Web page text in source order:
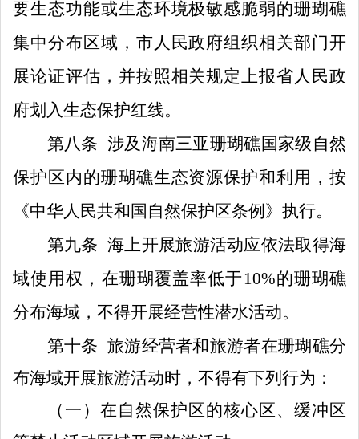
要生态功能或生态环境极敏感脆弱的珊瑚礁
集中分布区域， 市人民政府组织相关部门开
展论证评估，并按照相关规定上报省人民政
府划入生态保护红线。
第八条 涉及海南三亚珊瑚礁国家级自然
保护区内的珊瑚礁生态资源保护和利用 ，按
《中华人民共和国自然保护区条例》执行。
第九条 海上开展旅游活动应依法取得海
域使用权 ， 在珊瑚覆盖率低于10%的珊瑚礁
分布海域，不得开展经营性潜水活动。
第十条 旅游经营者和旅游者在珊瑚礁分
布海域开展旅游活动时，不得有下列行为：
（一）在自然保护区的核心区、缓冲区